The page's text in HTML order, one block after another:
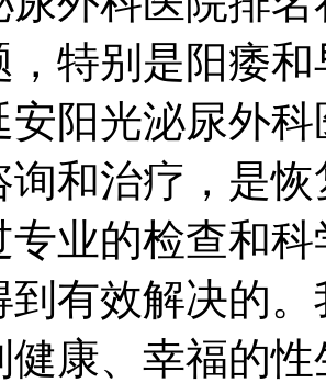
，特别是阳痿
安阳光泌尿外
询和治疗，是
专业的检查和
到有效解决的
健康、幸福的